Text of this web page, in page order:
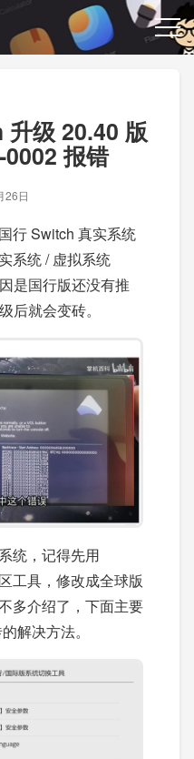
级 20.40 版
报错
26日
行 Switch 真实系统
系统 / 虚拟系统
是国行版还没有推
后就会变砖。
统，记得先用
工具，修改成全球版
多介绍了，下面主要
解决方法。